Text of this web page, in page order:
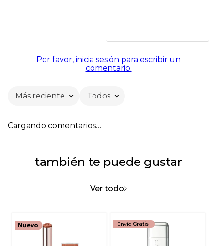
Por favor, inicia sesión para escribir un
comentario.
Más reciente Todos
Cargando comentarios…
también te puede gustar
Ver todo
Envío Gratis